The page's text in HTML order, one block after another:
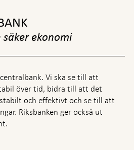
ekonomi
Vi ska se till att
över tid, bidra till att det
och effektivt och se till att
Riksbanken ger också ut